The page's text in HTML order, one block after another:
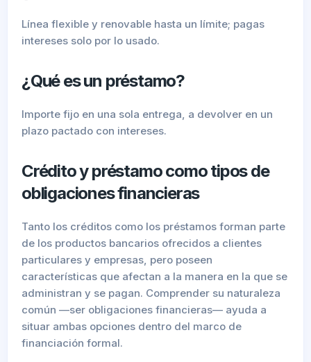
Línea flexible y renovable hasta un límite; pagas
intereses solo por lo usado.
¿Qué es un préstamo?
Importe fijo en una sola entrega, a devolver en un
plazo pactado con intereses.
Crédito y préstamo como tipos de
obligaciones financieras
Tanto los créditos como los préstamos forman parte
de los productos bancarios ofrecidos a clientes
particulares y empresas, pero poseen
características que afectan a la manera en la que se
administran y se pagan. Comprender su naturaleza
común —ser obligaciones financieras— ayuda a
situar ambas opciones dentro del marco de
financiación formal.